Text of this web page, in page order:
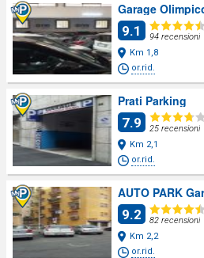
Garage
9.1
94 recensioni
Km 1,8
or.rid.
Prati Parking
7.9
25 recensioni
Km 2,1
or.rid.
AUTO PARK
9.2
82 recensioni
Km 2,2
or.rid.